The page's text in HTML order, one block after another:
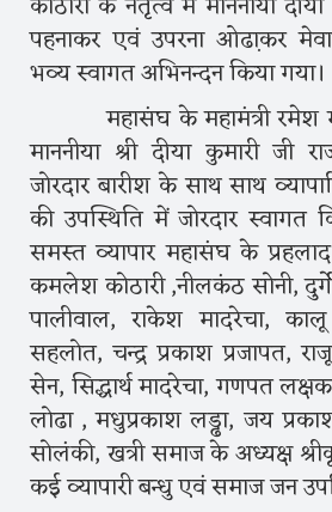
पहनाकर एवं उपरना ओढा़कर
भव्य स्वागत अभिनन्दन किया गया।
महासंघ के महामंत्री रमेश
माननीया श्री दीया कुमारी
जोरदार बारीश के साथ साथ
की उपस्थिति में जोरदार स्वागत
समस्त व्यापार महासंघ के प्रहलाद
कमलेश कोठारी ,नीलकंठ सोनी,
पालीवाल, राकेश मादरेचा,
सहलोत, चन्द्र प्रकाश प्रजापत,
सेन, सिद्धार्थ मादरेचा, गणपत
लोढा , मधुप्रकाश लड्ढा, जय
सोलंकी, खत्री समाज के अध्यक्ष
कई व्यापारी बन्धु एवं समाज जन